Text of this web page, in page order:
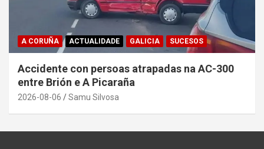
A CORUÑA ACTUALIDADE GALICIA SUCESOS
Accidente con persoas atrapadas na AC-300
entre Brión e A Picaraña
2026-08-06 Samu Silvosa